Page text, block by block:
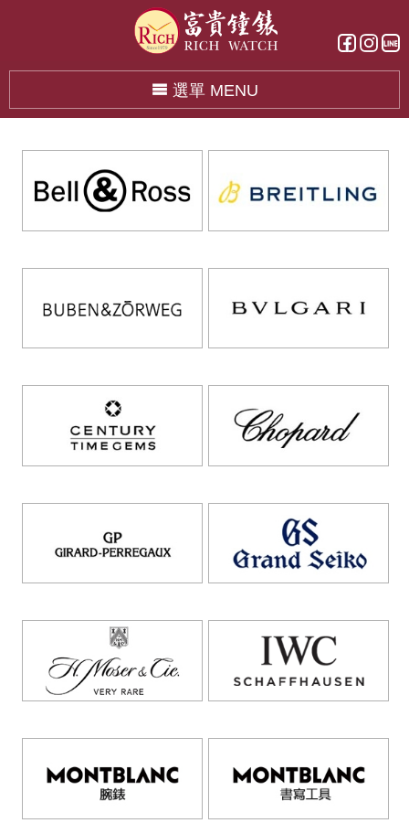
選單 MENU